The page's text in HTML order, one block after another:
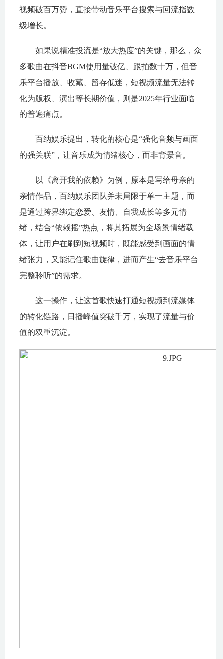
视频破百万赞，直接带动音乐平台搜索与回流指数
级增长。
如果说精准投流是“放大热度”的关键，那么，众
多歌曲在抖音BGM使用量破亿、跟拍数十万，但音
乐平台播放、收藏、留存低迷，短视频流量无法转
化为版权、演出等长期价值，则是2025年行业面临
的普遍痛点。
百纳娱乐提出，转化的核心是“强化音频与画面
的强关联”，让音乐成为情绪核心，而非背景音。
以《离开我的依赖》为例，原本是写给母亲的
亲情作品，百纳娱乐团队并未局限于单一主题，而
是通过跨界绑定恋爱、友情、自我成长等多元情
绪，结合“依赖摇”热点，将其拓展为全场景情绪载
体，让用户在刷到短视频时，既能感受到画面的情
绪张力，又能记住歌曲旋律，进而产生“去音乐平台
完整聆听”的需求。
这一操作，让这首歌快速打通短视频到流媒体
的转化链路，日播峰值突破千万，实现了流量与价
值的双重沉淀。